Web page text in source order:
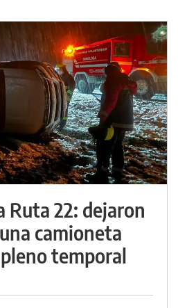
Ruta 22: dejaron
camioneta
temporal